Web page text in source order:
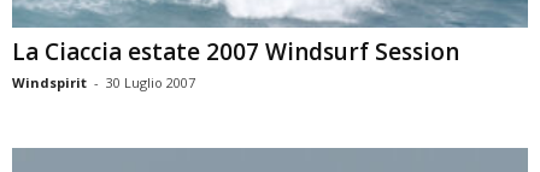
La Ciaccia estate 2007 Windsurf Session
Windspirit - 30 Luglio 2007